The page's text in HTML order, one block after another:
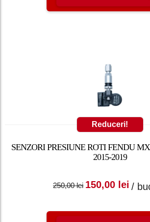
Reduceri!
SENZORI PRESIUNE ROTI FENDU
2015-2019
250,00lei
Prețul
150,00 lei /